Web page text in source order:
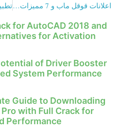
اعلانات قوقل ماب و 7 مميزات تجعلك تبادر باستخدامها
for AutoCAD 2018 and
for Activation
of Driver Booster
System Performance
Guide to Downloading
with Full Crack for
Performance